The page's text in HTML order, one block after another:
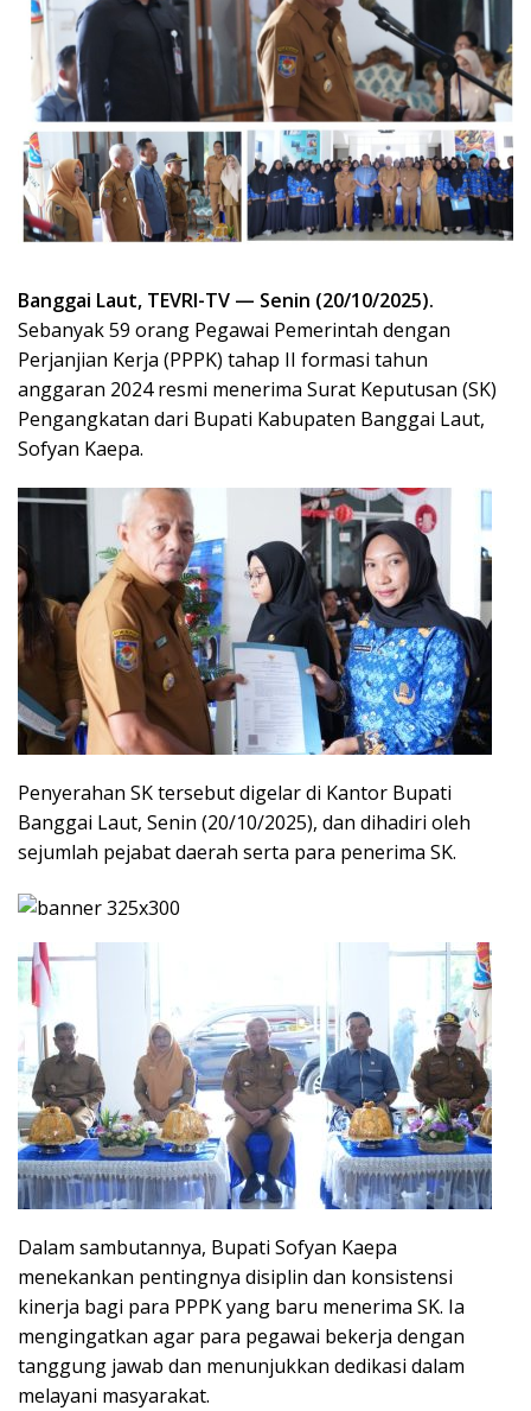
Banggai Laut, TEVRI-TV — Senin (20/10/2025).
Sebanyak 59 orang Pegawai Pemerintah dengan
Perjanjian Kerja (PPPK) tahap II formasi tahun
anggaran 2024 resmi menerima Surat Keputusan (SK)
Pengangkatan dari Bupati Kabupaten Banggai Laut,
Sofyan Kaepa.
Penyerahan SK tersebut digelar di Kantor Bupati
Banggai Laut, Senin (20/10/2025), dan dihadiri oleh
sejumlah pejabat daerah serta para penerima SK.
Dalam sambutannya, Bupati Sofyan Kaepa
menekankan pentingnya disiplin dan konsistensi
kinerja bagi para PPPK yang baru menerima SK. Ia
mengingatkan agar para pegawai bekerja dengan
tanggung jawab dan menunjukkan dedikasi dalam
melayani masyarakat.